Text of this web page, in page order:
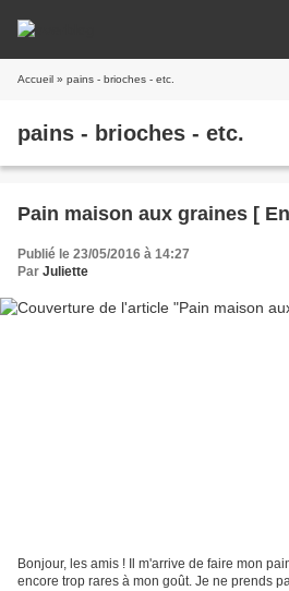
Accueil » pains - brioches - etc.
pains - brioches - etc.
Pain maison aux graines [
Publié le 23/05/2016 à 14:27
Par Juliette
Bonjour, les amis ! Il m'arrive de faire mon
encore trop rares à mon goût. Je ne prends